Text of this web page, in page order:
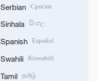
Serbian Српски
Sinhala සිංහල
Spanish Español
Swahili Kiswahili
Tamil தமிழ்